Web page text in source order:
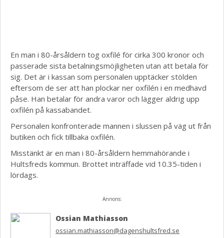
En man i 80-årsåldern tog oxfilé för cirka 300 kronor och
passerade sista betalningsmöjligheten utan att betala för
sig. Det är i kassan som personalen upptäcker stölden
eftersom de ser att han plockar ner oxfilén i en medhavd
påse. Han betalar för andra varor och lägger aldrig upp
oxfilén på kassabandet.
Personalen konfronterade mannen i slussen på väg ut från
butiken och fick tillbaka oxfilén.
Misstänkt är en man i 80-årsåldern hemmahörande i
Hultsfreds kommun. Brottet inträffade vid 10.35-tiden i
lördags.
Annons:
Ossian Mathiasson
ossian.mathiasson@dagenshultsfred.se